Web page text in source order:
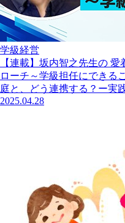
学級経営
【連載】坂内智之先生の
ローチ～学級担任にでき
庭と、どう連携する？ー実
2025.04.28